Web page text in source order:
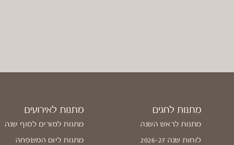
מתנות לחגים
מתנות לראש השנה
לוחות שנה 2026-27
מתנות לאירועים
מתנות למורים לסוף שנה
מתנות ליום המשפחה